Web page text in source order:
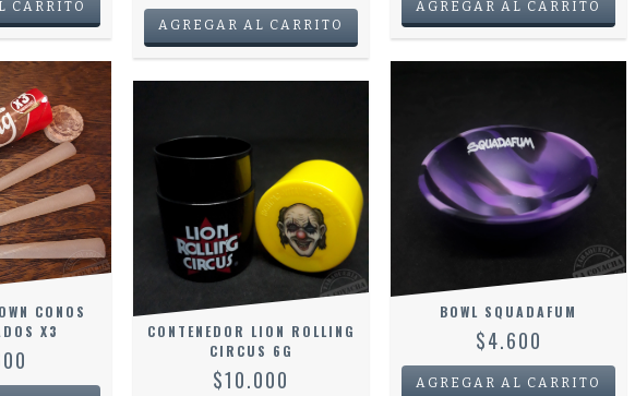
AGREGAR AL CARRITO
CONOS
X3
CONTENEDOR LION ROLLING
CIRCUS 6G
$10.000
BOWL SQUADAFUM
$4.600